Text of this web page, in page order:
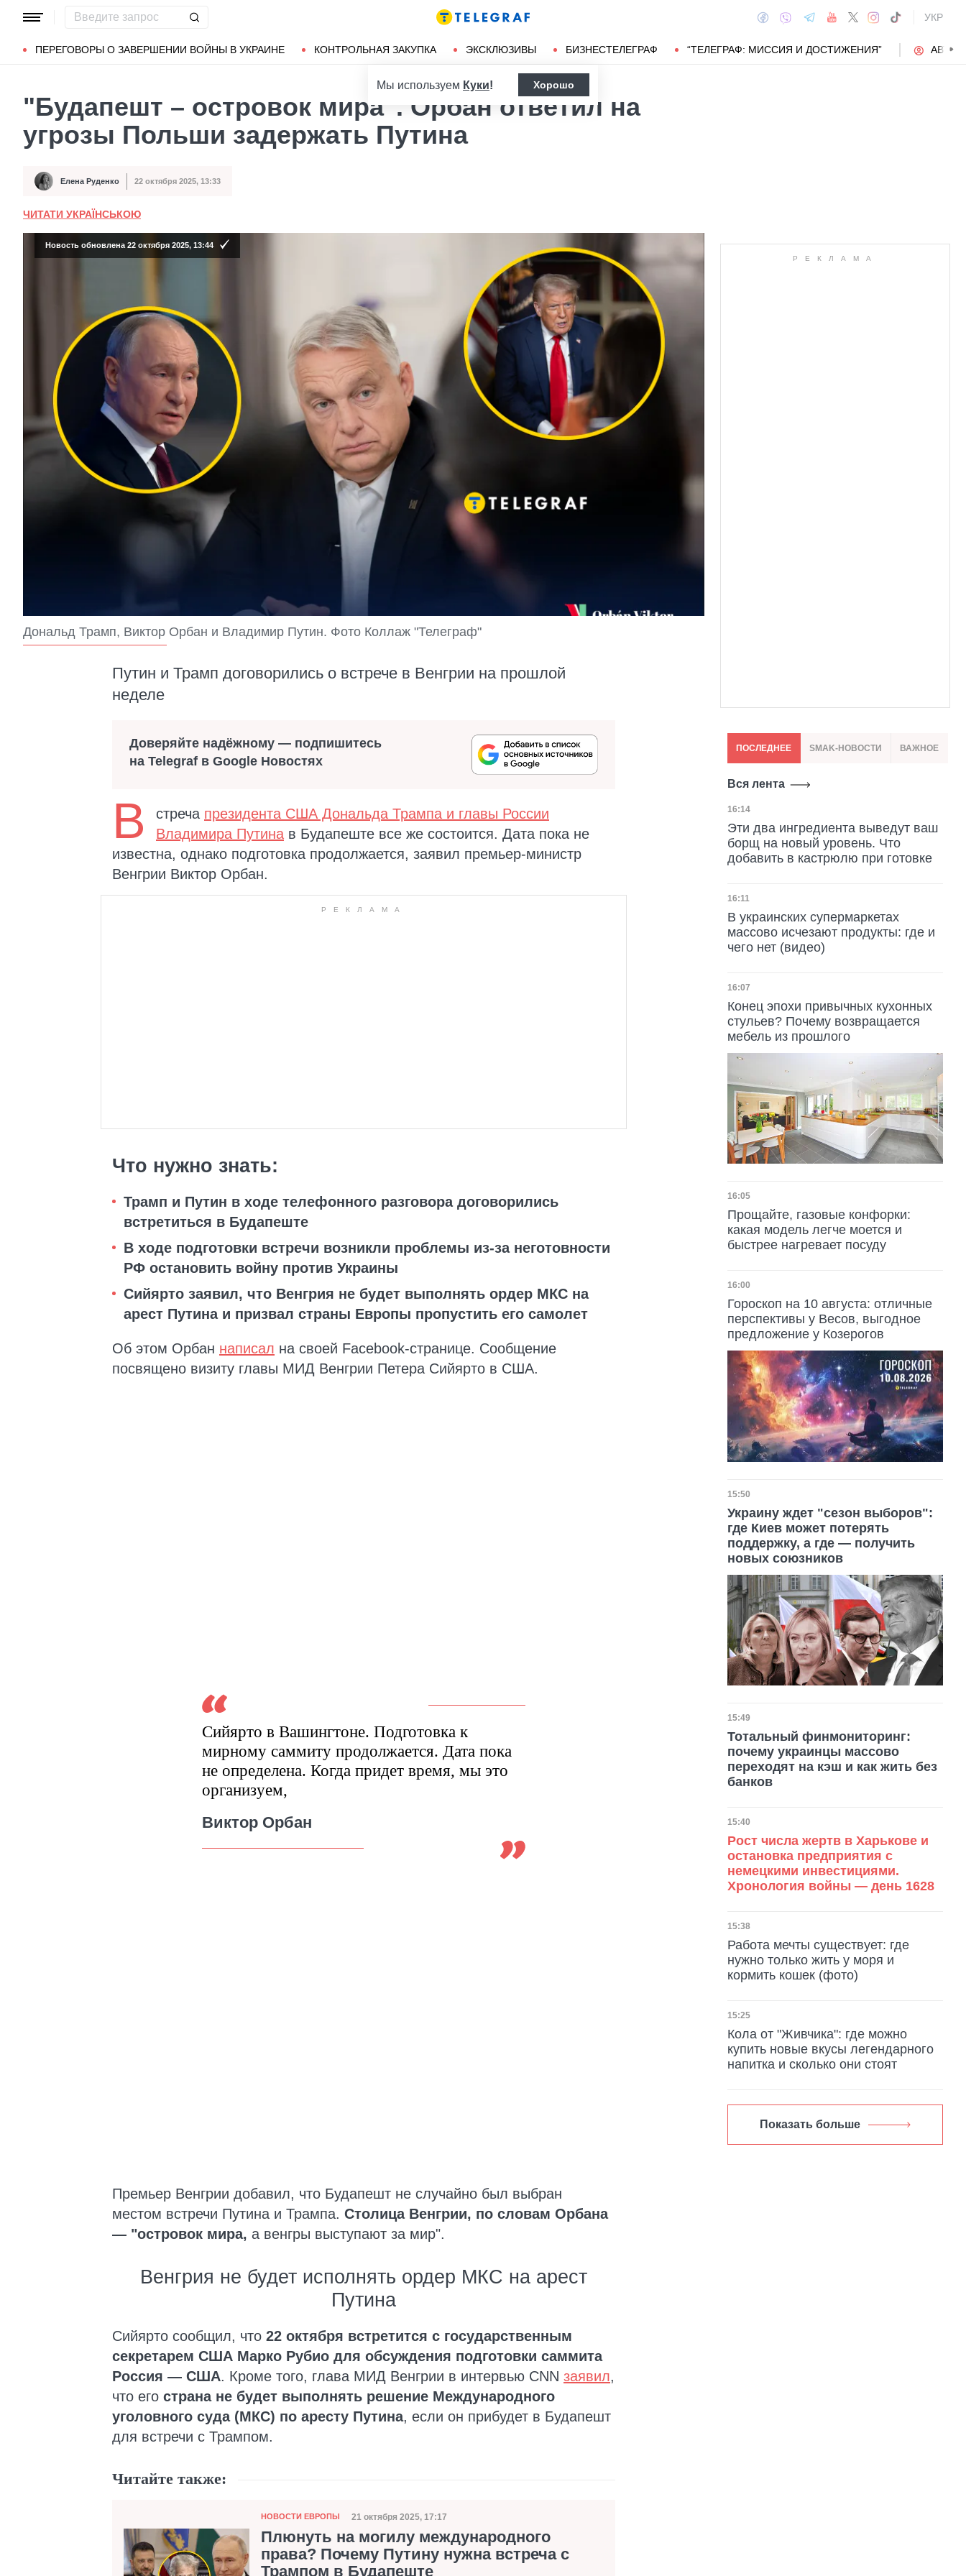
УКР
ПЕРЕГОВОРЫ О ЗАВЕРШЕНИИ ВОЙНЫ В УКРАИНЕ КОНТРОЛЬНАЯ ЗАКУПКА ЭКСКЛЮЗИВЫ БИЗНЕСТЕЛЕГРАФ “ТЕЛЕГРАФ: МИССИЯ И ДОСТИЖЕНИЯ”
Популярные запросы Мариуполь
Мы используем Куки! Хорошо
"Будапешт – островок мира". Орбан ответил на
угрозы Польши задержать Путина
Автор Елена Руденко
Дата публикации 22 октября 2025, 13:33
ЧИТАТИ УКРАЇНСЬКОЮ
Новость обновлена 22 октября 2025, 13:44
Дональд Трамп, Виктор Орбан и Владимир Путин. Фото Коллаж "Телеграф"
Путин и Трамп договорились о встрече в Венгрии на прошлой
неделе
Доверяйте надёжному — подпишитесь
на Telegraf в Google Новостях
В стреча президента США Дональда Трампа и главы России
Владимира Путина в Будапеште все же состоится. Дата пока не
известна, однако подготовка продолжается, заявил премьер-министр
Венгрии Виктор Орбан.
Что нужно знать:
Трамп и Путин в ходе телефонного разговора договорились
встретиться в Будапеште
В ходе подготовки встречи возникли проблемы из-за неготовности
РФ остановить войну против Украины
Сийярто заявил, что Венгрия не будет выполнять ордер МКС на
арест Путина и призвал страны Европы пропустить его самолет
Об этом Орбан написал на своей Facebook-странице. Сообщение
посвящено визиту главы МИД Венгрии Петера Сийярто в США.
Сийярто в Вашингтоне. Подготовка к
мирному саммиту продолжается. Дата пока
не определена. Когда придет время, мы это
организуем,
Виктор Орбан
Премьер Венгрии добавил, что Будапешт не случайно был выбран
местом встречи Путина и Трампа. Столица Венгрии, по словам Орбана
— "островок мира, а венгры выступают за мир".
Венгрия не будет исполнять ордер МКС на арест
Путина
Сийярто сообщил, что 22 октября встретится с государственным
секретарем США Марко Рубио для обсуждения подготовки саммита
Россия — США. Кроме того, глава МИД Венгрии в интервью CNN заявил,
что его страна не будет выполнять решение Международного
уголовного суда (МКС) по аресту Путина, если он прибудет в Будапешт
для встречи с Трампом.
Читайте также:
Категория
НОВОСТИ ЕВРОПЫ Дата публикации
21 октября 2025, 17:17
Плюнуть на могилу международного
права? Почему Путину нужна встреча с
Трампом в Будапеште
ПОСЛЕДНЕЕ SMAK-НОВОСТИ ВАЖНОЕ
Вся лента
Дата публикации
16:14
Эти два ингредиента выведут ваш
борщ на новый уровень. Что
добавить в кастрюлю при готовке
Дата публикации
16:11
В украинских супермаркетах
массово исчезают продукты: где и
чего нет (видео)
Дата публикации
16:07
Конец эпохи привычных кухонных
стульев? Почему возвращается
мебель из прошлого
Дата публикации
16:05
Прощайте, газовые конфорки:
какая модель легче моется и
быстрее нагревает посуду
Дата публикации
16:00
Гороскоп на 10 августа: отличные
перспективы у Весов, выгодное
предложение у Козерогов
Дата публикации
15:50
Украину ждет "сезон выборов":
где Киев может потерять
поддержку, а где — получить
новых союзников
Дата публикации
15:49
Тотальный финмониторинг:
почему украинцы массово
переходят на кэш и как жить без
банков
Дата публикации
15:40
Рост числа жертв в Харькове и
остановка предприятия с
немецкими инвестициями.
Хронология войны — день 1628
Дата публикации
15:38
Работа мечты существует: где
нужно только жить у моря и
кормить кошек (фото)
Дата публикации
15:25
Кола от "Живчика": где можно
купить новые вкусы легендарного
напитка и сколько они стоят
Показать больше